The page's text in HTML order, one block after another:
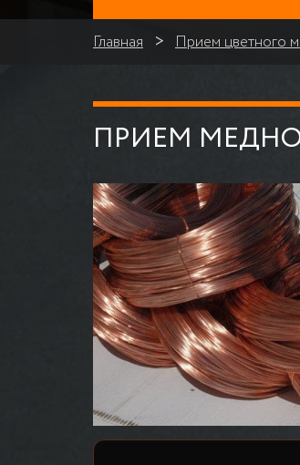
Главная Прием цветного
ПРИЕМ